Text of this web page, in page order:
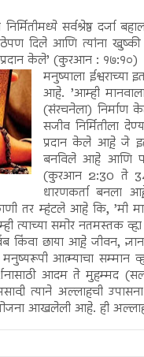
सर्वश्रेष्ठ
दिले आणि त्यांना खुष्की
प्रदान केले’ (कुरआन : १७:१०)
मनुष्याला ईश्वराच्या
आहे. ’आम्ही
(संरचनेला) निर्माण
सजीव निर्मितीला
प्रदान केले आहे़ जे
बनविले आहे आणि
(कुरआन 2:30 ते
धारणकर्ता बनला
तर म्हंटले आहे कि, ’मी
त्याच्या समोर
किंवा छाया आहे़ जीवन,
आत्म्याचा सम्मान
आदम ते मुहम्मद
त्याने अल्लाहची
आखलेली आहे. ही